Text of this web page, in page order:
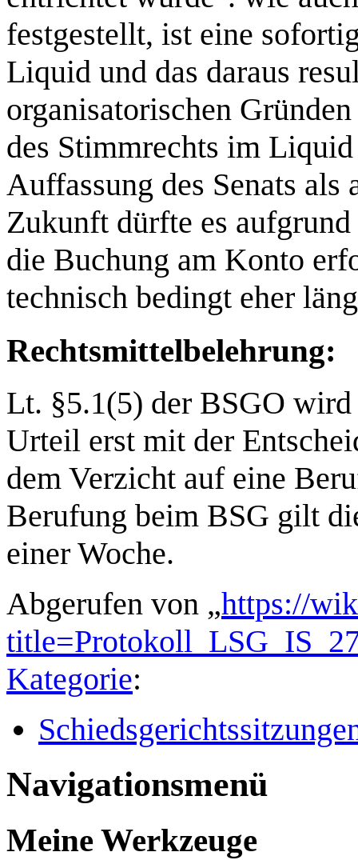
festgestellt, ist eine
Liquid und das daraus
organisatorischen
des Stimmrechts im
Auffassung des Senats
Zukunft dürfte es
die Buchung am Konto
technisch bedingt eher
Rechtsmittelbelehrung:
Lt. §5.1(5) der BSGO
Urteil erst mit der
dem Verzicht auf eine
Berufung beim BSG gilt
einer Woche.
Abgerufen von „https://
Kategorie:
Navigationsmenü
Meine Werkzeuge